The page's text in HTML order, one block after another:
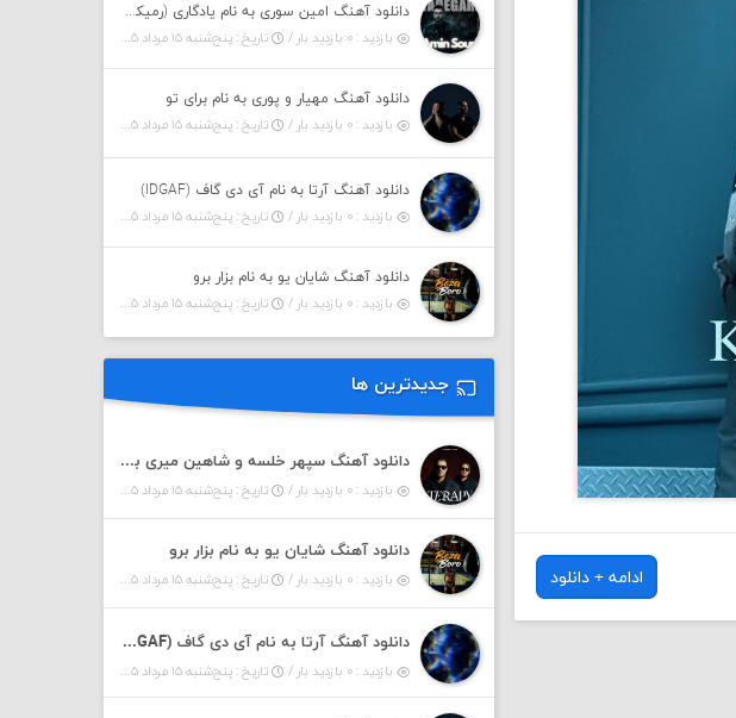
ادامه + دانلود
دانلود آهنگ امین سوری به نام یادگاری (رمیکس)
بازدید : ۰ بازدید بار /
تاریخ : پنج‌شنبه ۱۵ مرداد ۱۴۰۵
دانلود آهنگ مهیار و پوری به نام برای تو
بازدید : ۰ بازدید بار /
تاریخ : پنج‌شنبه ۱۵ مرداد ۱۴۰۵
دانلود آهنگ آرتا به نام آی دی گاف (IDGAF)
بازدید : ۰ بازدید بار /
تاریخ : پنج‌شنبه ۱۵ مرداد ۱۴۰۵
دانلود آهنگ شایان یو به نام بزار برو
بازدید : ۰ بازدید بار /
تاریخ : پنج‌شنبه ۱۵ مرداد ۱۴۰۵
جدیدترین ها
دانلود آهنگ سپهر خلسه و شاهین میری به نام تراپی
بازدید : ۰ بازدید بار / تاریخ : پنج‌شنبه ۱۵ مرداد ۱۴۰۵
دانلود آهنگ شایان یو به نام بزار برو
بازدید : ۰ بازدید بار / تاریخ : پنج‌شنبه ۱۵ مرداد ۱۴۰۵
دانلود آهنگ آرتا به نام آی دی گاف (IDGAF)
بازدید : ۰ بازدید بار / تاریخ : پنج‌شنبه ۱۵ مرداد ۱۴۰۵